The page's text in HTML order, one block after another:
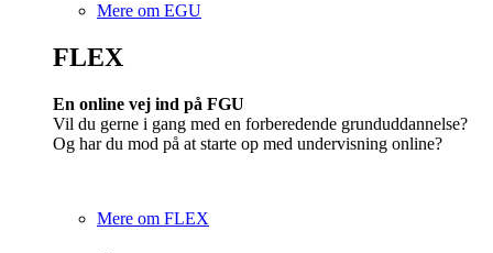
Mere om EGU
FLEX
En online vej ind på FGU
Vil du gerne i gang med en forberedende grunduddannelse?
Og har du mod på at starte op med undervisning online?
Mere om FLEX